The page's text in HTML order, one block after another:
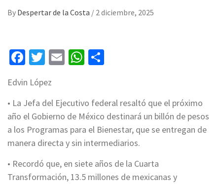
By Despertar de la Costa / 2 diciembre, 2025
Facebook
Twitter
EmailWhatsApp
Edvin López
• La Jefa del Ejecutivo federal resaltó que el próximo
año el Gobierno de México destinará un billón de pesos
a los Programas para el Bienestar, que se entregan de
manera directa y sin intermediarios.
• Recordó que, en siete años de la Cuarta
Transformación, 13.5 millones de mexicanas y